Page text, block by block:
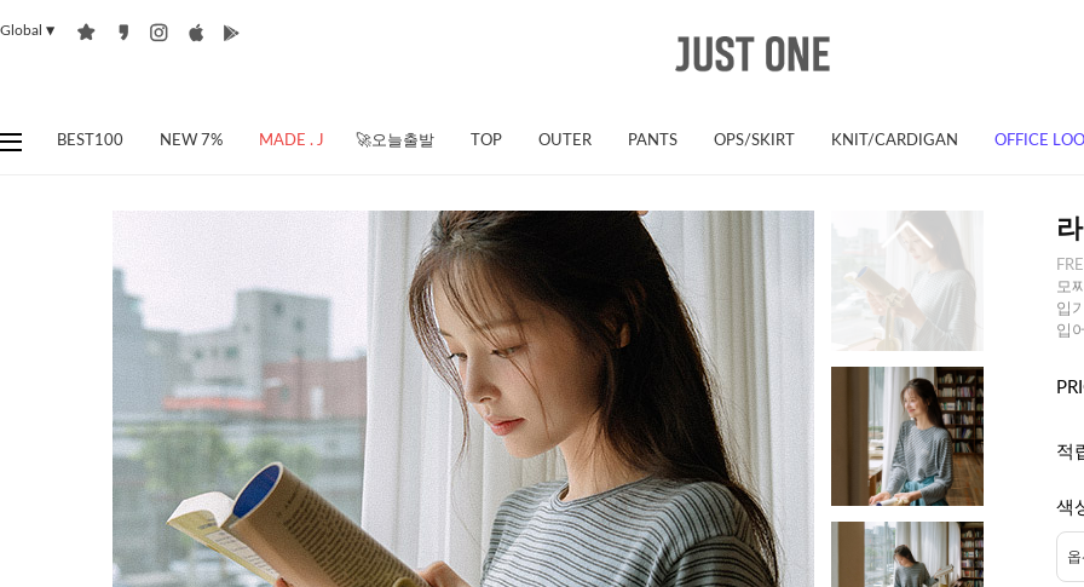
Global ▼
BEST100 NEW 7% MADE . J 🚀오늘출발 TOP OUTER PANTS OPS/SKIRT KNIT/CARDIGAN OFFICE
모
입
입
적
색